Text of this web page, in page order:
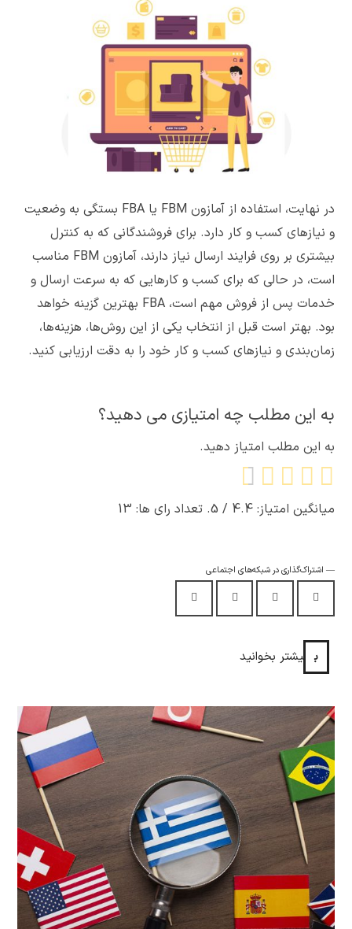
در نهایت، استفاده از آمازون FBM یا FBA بستگی به وضعیت
و نیازهای کسب و کار دارد. برای فروشندگانی که به کنترل
بیشتری بر روی فرایند ارسال نیاز دارند، آمازون FBM مناسب
است، در حالی که برای کسب و کارهایی که به سرعت ارسال و
خدمات پس از فروش مهم است، FBA بهترین گزینه خواهد
بود. بهتر است قبل از انتخاب یکی از این روش‌ها، هزینه‌ها،
زمان‌بندی و نیازهای کسب و کار خود را به دقت ارزیابی کنید.
به این مطلب چه امتیازی می دهید؟
به این مطلب امتیاز دهید.
میانگین امتیاز:4.4 / 5. تعداد رای ها: 13
اشتراک‌گذاری در شبکه‌های اجتماعی
بیشتر بخوانید